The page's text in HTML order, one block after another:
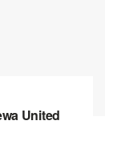
United